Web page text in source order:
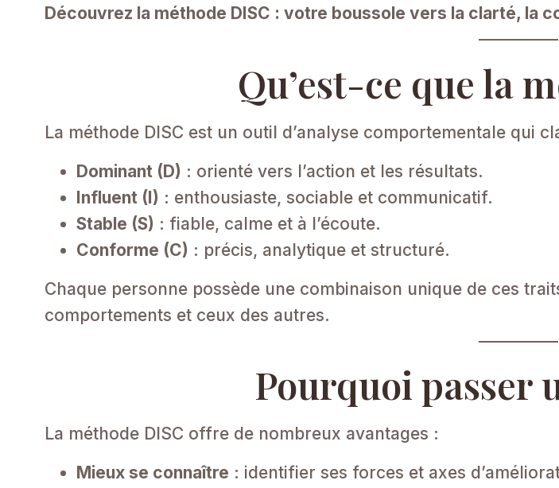
Découvrez la méthode DISC : votre boussole vers la clarté, la
Qu’est-ce que la
La méthode DISC est un outil d’analyse comportementale qui
Dominant (D) : orienté vers l’action et les résultats.​
Influent (I) : enthousiaste, sociable et communicatif.​
Stable (S) : fiable, calme et à l’écoute.​
Conforme (C) : précis, analytique et structuré.​
Chaque personne possède une combinaison unique de ces
comportements et ceux des autres.
Pourquoi passer
La méthode DISC offre de nombreux avantages :​
Mieux se connaître : identifier ses forces et axes